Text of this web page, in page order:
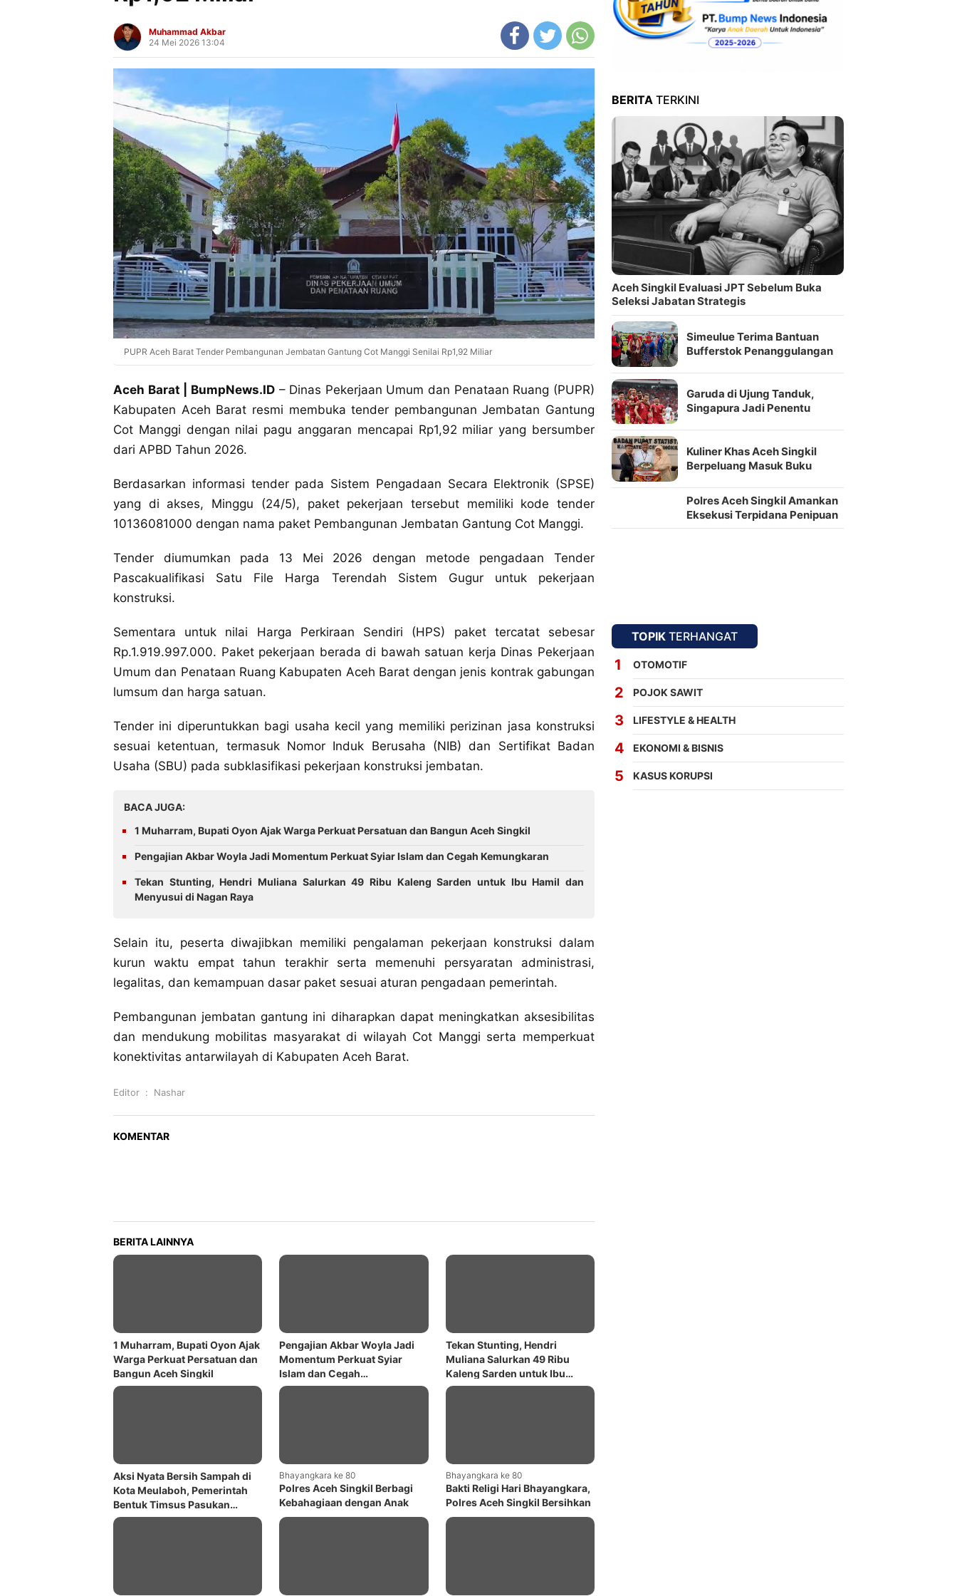
Muhammad Akbar
24 Mei 2026 13:04
PUPR Aceh Barat Tender Pembangunan Jembatan Gantung Cot Manggi Senilai Rp1,92 Miliar
Aceh Barat | BumpNews.ID– Dinas Pekerjaan Umum dan Penataan Ruang (PUPR)
Kabupaten Aceh Barat resmi membuka tender pembangunan Jembatan Gantung
Cot Manggi dengan nilai pagu anggaran mencapai Rp1,92 miliar yang bersumber
dari APBD Tahun 2026.
‎Berdasarkan informasi tender pada Sistem Pengadaan Secara Elektronik (SPSE)
yang di akses, Minggu (24/5), paket pekerjaan tersebut memiliki kode tender
10136081000 dengan nama paket Pembangunan Jembatan Gantung Cot Manggi.
‎Tender diumumkan pada 13 Mei 2026 dengan metode pengadaan Tender
Pascakualifikasi Satu File Harga Terendah Sistem Gugur untuk pekerjaan
konstruksi.
‎Sementara untuk nilai Harga Perkiraan Sendiri (HPS) paket tercatat sebesar
Rp.1.919.997.000. Paket pekerjaan berada di bawah satuan kerja Dinas Pekerjaan
Umum dan Penataan Ruang Kabupaten Aceh Barat dengan jenis kontrak gabungan
lumsum dan harga satuan.
Tender ini diperuntukkan bagi usaha kecil yang memiliki perizinan jasa konstruksi
sesuai ketentuan, termasuk Nomor Induk Berusaha (NIB) dan Sertifikat Badan
Usaha (SBU) pada subklasifikasi pekerjaan konstruksi jembatan.
BACA JUGA:
1 Muharram, Bupati Oyon Ajak Warga Perkuat Persatuan dan Bangun Aceh Singkil
Pengajian Akbar Woyla Jadi Momentum Perkuat Syiar Islam dan Cegah Kemungkaran
Tekan Stunting, Hendri Muliana Salurkan 49 Ribu Kaleng Sarden untuk Ibu Hamil dan
Menyusui di Nagan Raya
‎Selain itu, peserta diwajibkan memiliki pengalaman pekerjaan konstruksi dalam
kurun waktu empat tahun terakhir serta memenuhi persyaratan administrasi,
legalitas, dan kemampuan dasar paket sesuai aturan pengadaan pemerintah.
‎Pembangunan jembatan gantung ini diharapkan dapat meningkatkan aksesibilitas
dan mendukung mobilitas masyarakat di wilayah Cot Manggi serta memperkuat
konektivitas antarwilayah di Kabupaten Aceh Barat.
Editor : Nashar
KOMENTAR
BERITA LAINNYA
1 Muharram, Bupati Oyon Ajak
Warga Perkuat Persatuan dan
Bangun Aceh Singkil
Pengajian Akbar Woyla Jadi
Momentum Perkuat Syiar
Islam dan Cegah
Kemungkaran
Tekan Stunting, Hendri
Muliana Salurkan 49 Ribu
Kaleng Sarden untuk Ibu
Hamil dan Menyusui di Nagan
Aksi Nyata Bersih Sampah di
Kota Meulaboh, Pemerintah
Bentuk Timsus Pasukan
Merah
Bhayangkara ke 80
Polres Aceh Singkil Berbagi
Kebahagiaan dengan Anak
Panti Asuhan pada Hari
Bhayangkara ke 80
Bakti Religi Hari Bhayangkara,
Polres Aceh Singkil Bersihkan
Masjid
BERITA TERKINI
Aceh Singkil Evaluasi JPT Sebelum Buka
Seleksi Jabatan Strategis
Simeulue Terima Bantuan
Bufferstok Penanggulangan
Garuda di Ujung Tanduk,
Singapura Jadi Penentu
Kuliner Khas Aceh Singkil
Berpeluang Masuk Buku
Polres Aceh Singkil Amankan
Eksekusi Terpidana Penipuan
oleh Kejari
TOPIK TERHANGAT
OTOMOTIF
POJOK SAWIT
LIFESTYLE & HEALTH
EKONOMI & BISNIS
KASUS KORUPSI